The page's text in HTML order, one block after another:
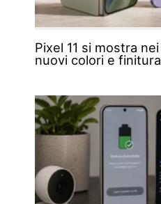
Pixel 11 si mostra
nuovi colori e